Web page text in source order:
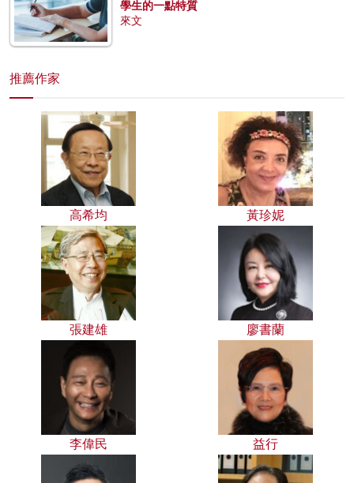
學生的一點特質
來文
推薦作家
高希均 黃珍妮
張建雄 廖書蘭
李偉民 益行